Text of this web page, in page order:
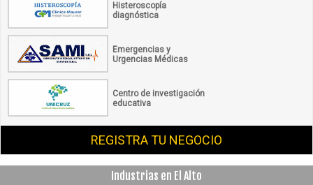
Histeroscopía
diagnóstica
Emergencias y
Urgencias Médicas
Centro de investigación
educativa
REGISTRA TU NEGOCIO
Industrias en El Alto